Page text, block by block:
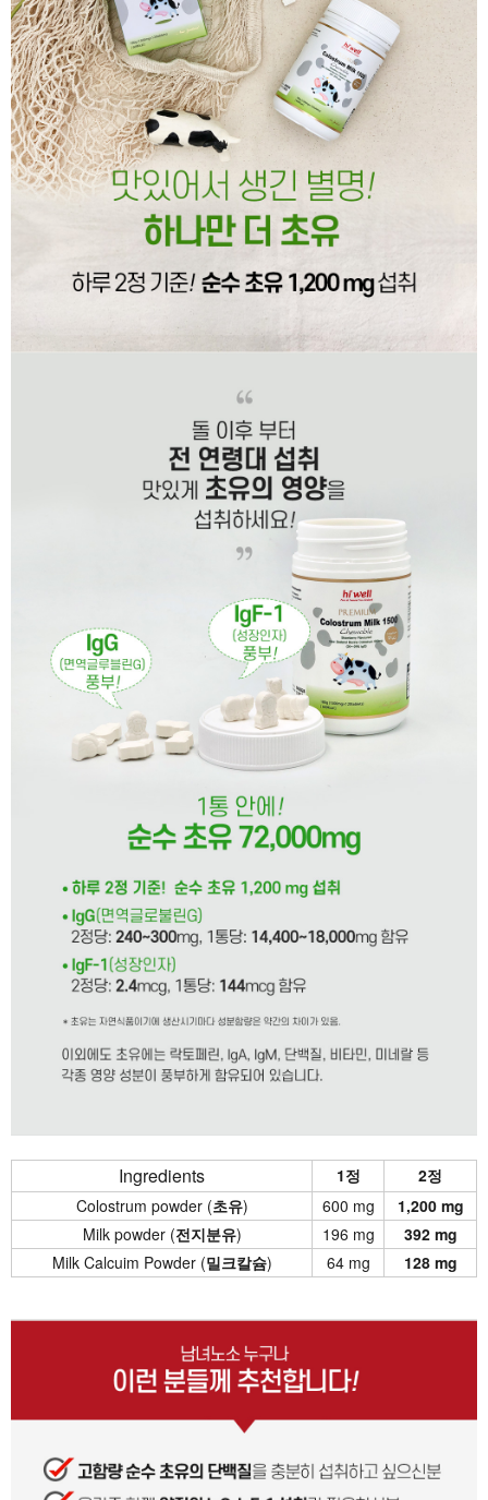
Ingredients 1정
2정
Colostrum powder (초유) 600 mg
1,200 mg
Milk powder (전지분유) 196 mg
392 mg
Milk Calcuim Powder (밀크칼슘) 64 mg 128 mg